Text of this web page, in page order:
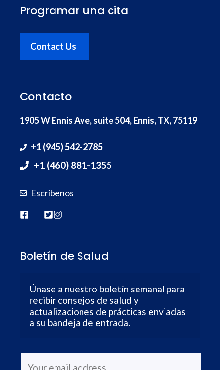
Programar una cita
Contact Us
Contacto
1905 W Ennis Ave, suite 504, Ennis, TX, 75119
+1 (945) 542-2785
+1 (460) 881-1355
Escríbenos
Boletín de Salud
Únase a nuestro boletín semanal para
recibir consejos de salud y
actualizaciones de prácticas enviadas
a su bandeja de entrada.